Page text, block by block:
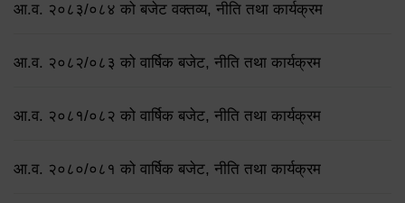
आ.व. २०८३/०८४ को बजेट वक्तव्य, नीति तथा कार्यक्रम
आ.व. २०८२/०८३ को वार्षिक बजेट, नीति तथा कार्यक्रम
आ.व. २०८१/०८२ को वार्षिक बजेट, नीति तथा कार्यक्रम
आ.व. २०८०/०८१ को वार्षिक बजेट, नीति तथा कार्यक्रम